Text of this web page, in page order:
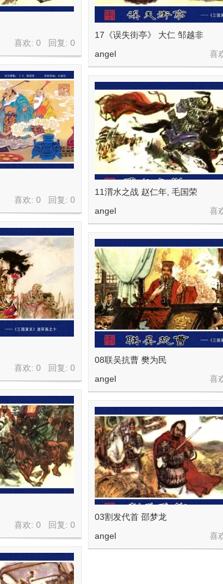
喜欢: 0 回复:0
17《误失街亭》 大仁 邹越非
喜
angel
喜欢: 0 回复:0
11渭水之战 赵仁年, 毛国荣
喜
angel
喜欢: 0 回复:0
08联吴抗曹 樊为民
喜
angel
喜欢: 0 回复:0
03割发代首 邵梦龙
喜
angel